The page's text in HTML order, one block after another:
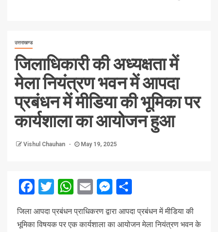
उत्तराखण्ड
जिलाधिकारी की अध्यक्षता में
मेला नियंत्रण भवन में आपदा
प्रबंधन में मीडिया की भूमिका पर
कार्यशाला का आयोजन हुआ
Vishul Chauhan May 19, 2025
Facebook
Twitter
WhatsApp
EmailMessenger
जिला आपदा प्रबंधन प्राधिकरण द्वारा आपदा प्रबंधन में मीडिया की
भूमिका विषयक पर एक कार्यशाला का आयोजन मेला नियंत्रण भवन के